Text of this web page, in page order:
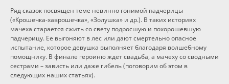
Ряд сказок посвящен теме невинно гонимой падчерицы
(«Крошечка-хаврошечка», «Золушка» и др.). В таких историях
мачеха старается сжить со свету подросшую и похорошевшую
падчерицу. Ее выгоняют в лес или дают смертельно опасное
испытание, которое девушка выполняет благодаря волшебному
помощнику. В финале героиню ждет свадьба, а мачеху со сводными
сестрами – зависть или даже гибель (поговорим об этом в
следующих наших статьях).